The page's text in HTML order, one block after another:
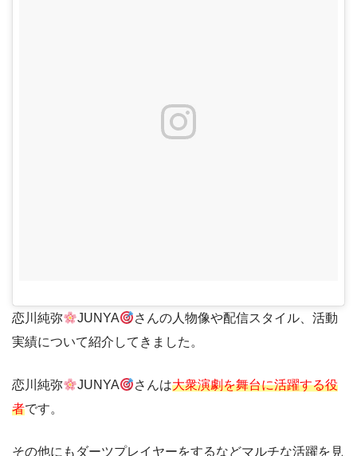
恋川純弥 JUNYA
さんの人物像や配信スタイル、活動
実績について紹介してきました。
恋川純弥 JUNYA さんは大衆演劇を舞台に活躍する役
者です。
その他にもダーツプレイヤーをするなどマルチな活躍を見